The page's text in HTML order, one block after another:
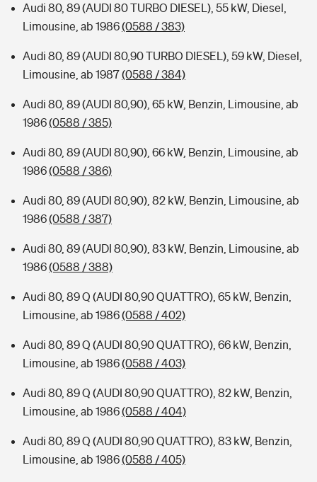
Audi 80, 89 (AUDI 80 TURBO DIESEL), 55 kW, Diesel,
Limousine, ab 1986(0588 / 383)
Audi 80, 89 (AUDI 80,90 TURBO DIESEL), 59 kW, Diesel,
Limousine, ab 1987(0588 / 384)
Audi 80, 89 (AUDI 80,90), 65 kW, Benzin, Limousine, ab
1986(0588 / 385)
Audi 80, 89 (AUDI 80,90), 66 kW, Benzin, Limousine, ab
1986(0588 / 386)
Audi 80, 89 (AUDI 80,90), 82 kW, Benzin, Limousine, ab
1986(0588 / 387)
Audi 80, 89 (AUDI 80,90), 83 kW, Benzin, Limousine, ab
1986(0588 / 388)
Audi 80, 89 Q (AUDI 80,90 QUATTRO), 65 kW, Benzin,
Limousine, ab 1986(0588 / 402)
Audi 80, 89 Q (AUDI 80,90 QUATTRO), 66 kW, Benzin,
Limousine, ab 1986(0588 / 403)
Audi 80, 89 Q (AUDI 80,90 QUATTRO), 82 kW, Benzin,
Limousine, ab 1986(0588 / 404)
Audi 80, 89 Q (AUDI 80,90 QUATTRO), 83 kW, Benzin,
Limousine, ab 1986(0588 / 405)